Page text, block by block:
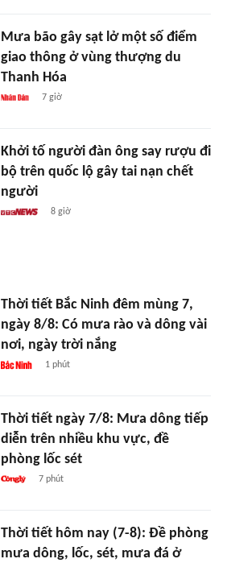
Mưa bão gây sạt lở một số điểm
giao thông ở vùng thượng du
Thanh Hóa
7 giờ
Khởi tố người đàn ông say rượu đi
bộ trên quốc lộ gây tai nạn chết
người
8 giờ
Thời tiết Bắc Ninh đêm mùng 7,
ngày 8/8: Có mưa rào và dông vài
nơi, ngày trời nắng
1 phút
Thời tiết ngày 7/8: Mưa dông tiếp
diễn trên nhiều khu vực, đề
phòng lốc sét
7 phút
Thời tiết hôm nay (7-8): Đề phòng
mưa dông, lốc, sét, mưa đá ở